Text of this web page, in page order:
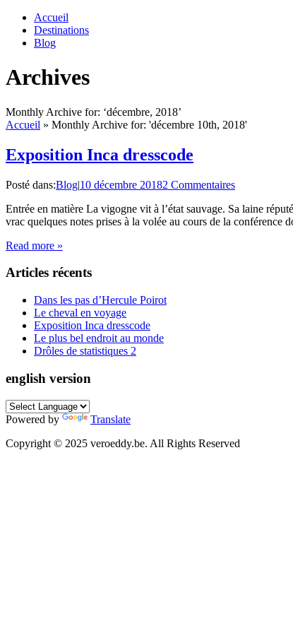
Accueil
Destinations
Blog
Archives
Monthly Archive for: ‘décembre, 2018’
Accueil » Monthly Archive for: 'décembre 10th, 2018'
Exposition Inca dresscode
Posté dans:Blog|10 décembre 20182 Commentaires
Entrée en matière La vigogne vit à l’état sauvage. Sa laine
vrac quelques notes prises à la volée au cours de la
Read more »
Articles récents
Dans les pas d’Hercule Poirot
Le cheval en voyage
Exposition Inca dresscode
Le plus bel endroit au monde
Drôles de statistiques 2
english version
Powered by
Translate
Copyright © 2025 veroeddy.be. All Rights Reserved